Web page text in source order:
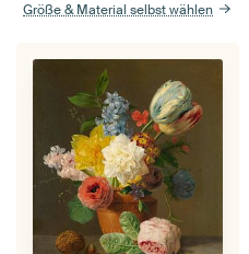
Größe & Material selbst wählen